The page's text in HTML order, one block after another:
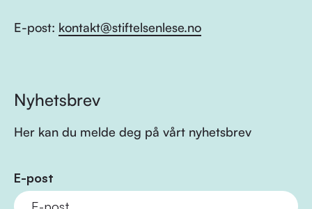
E-post: kontakt@stiftelsenlese.no
Nyhetsbrev
Her kan du melde deg på vårt nyhetsbrev
E-post